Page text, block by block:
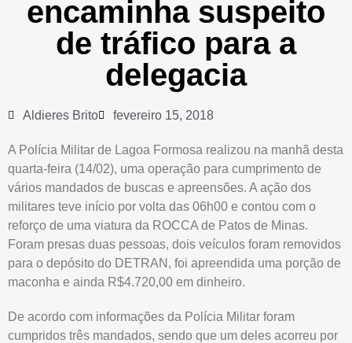
encaminha suspeito
de tráfico para a
delegacia
Aldieres Brito fevereiro 15, 2018
A Polícia Militar de Lagoa Formosa realizou na manhã desta
quarta-feira (14/02), uma operação para cumprimento de
vários mandados de buscas e apreensões. A ação dos
militares teve início por volta das 06h00 e contou com o
reforço de uma viatura da ROCCA de Patos de Minas.
Foram presas duas pessoas, dois veículos foram removidos
para o depósito do DETRAN, foi apreendida uma porção de
maconha e ainda R$4.720,00 em dinheiro.
De acordo com informações da Polícia Militar foram
cumpridos três mandados, sendo que um deles acorreu por